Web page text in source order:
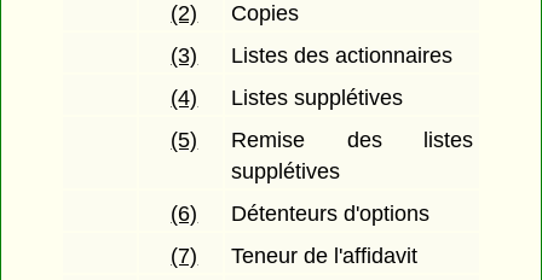
(2)
Copies
(3)
Listes des actionnaires
(4)
Listes supplétives
(5)
Remise des listes
supplétives
(6)
Détenteurs d'options
(7)
Teneur de l'affidavit